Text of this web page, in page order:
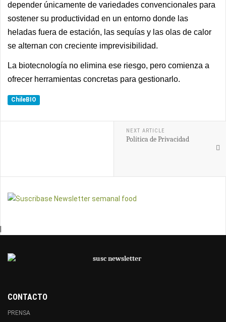
depender únicamente de variedades convencionales para
sostener su productividad en un entorno donde las
heladas fuera de estación, las sequías y las olas de calor
se alternan con creciente imprevisibilidad.
La biotecnología no elimina ese riesgo, pero comienza a
ofrecer herramientas concretas para gestionarlo.
ChileBIO
NEXT ARTICLE
Política de Privacidad
CONTACTO
PRENSA